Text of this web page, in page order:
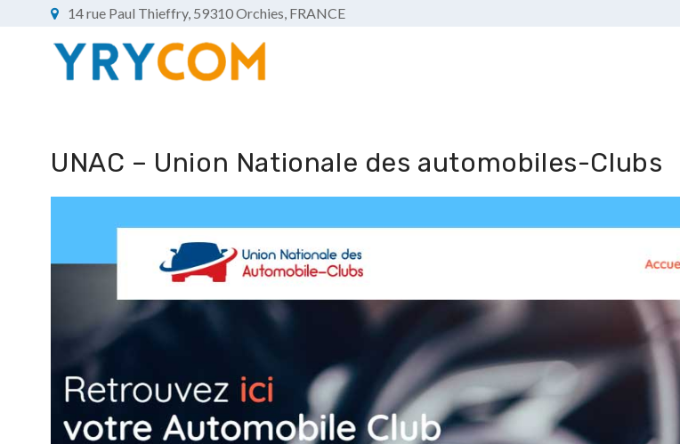
14 rue Paul Thieffry, 59310 Orchies, FRANCE
UNAC – Union Nationale des automobiles-Clubs